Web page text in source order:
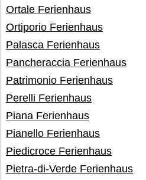
Ortale Ferienhaus
Ortiporio Ferienhaus
Palasca Ferienhaus
Pancheraccia Ferienhaus
Patrimonio Ferienhaus
Perelli Ferienhaus
Piana Ferienhaus
Pianello Ferienhaus
Piedicroce Ferienhaus
Pietra-di-Verde Ferienhaus